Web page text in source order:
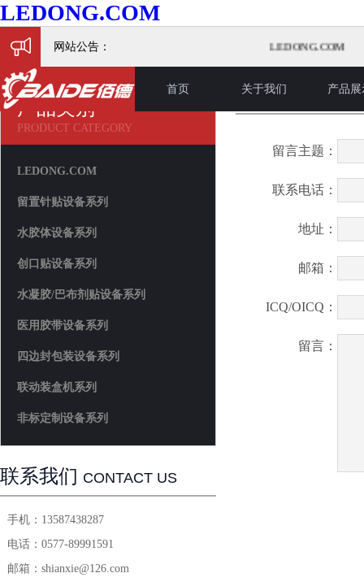
LEDONG.COM
首页 关于我们 产品展
网站公告： LEDONG.COM
产品类别
PRODUCT CATEGORY
LEDONG.COM
留置针贴设备系列
水胶体设备系列
创口贴设备系列
水凝胶/巴布剂贴设备系列
医用胶带设备系列
四边封包装设备系列
联动装盒机系列
非标定制设备系列
联系我们 CONTACT US
手机： 13587438287
电话： 0577-89991591
邮箱： shianxie@126.com
在线留言
留言主题：
联系电话：
地址：
邮箱：
ICQ/OICQ：
留言：